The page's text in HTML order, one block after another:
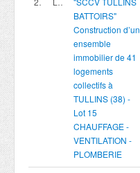
BATTOIRS"
Construction d’un
ensemble
immobilier de 41
logements
collectifs à
TULLINS (38) -
Lot 15
CHAUFFAGE -
VENTILATION -
PLOMBERIE